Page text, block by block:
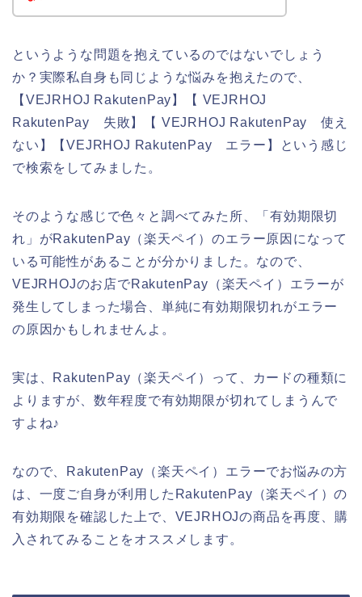
というような問題を抱えているのではないでしょう
か？実際私自身も同じような悩みを抱えたので、
【VEJRHOJ RakutenPay】【 VEJRHOJ
RakutenPay 失敗】【 VEJRHOJ RakutenPay 使え
ない】【VEJRHOJ RakutenPay エラー】という感じ
で検索をしてみました。
そのような感じで色々と調べてみた所、「有効期限切
れ」がRakutenPay（楽天ペイ）のエラー原因になって
いる可能性があることが分かりました。なので、
VEJRHOJのお店でRakutenPay（楽天ペイ）エラーが
発生してしまった場合、単純に有効期限切れがエラー
の原因かもしれませんよ。
実は、RakutenPay（楽天ペイ）って、カードの種類に
よりますが、数年程度で有効期限が切れてしまうんで
すよね♪
なので、RakutenPay（楽天ペイ）エラーでお悩みの方
は、一度ご自身が利用したRakutenPay（楽天ペイ）の
有効期限を確認した上で、VEJRHOJの商品を再度、購
入されてみることをオススメします。